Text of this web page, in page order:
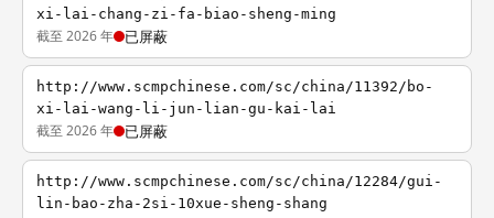
xi-lai-chang-zi-fa-biao-sheng-ming
截至 2026 年 已屏蔽
http://www.scmpchinese.com/sc/china/11392/bo-
xi-lai-wang-li-jun-lian-gu-kai-lai
截至 2026 年 已屏蔽
http://www.scmpchinese.com/sc/china/12284/gui-
lin-bao-zha-2si-10xue-sheng-shang